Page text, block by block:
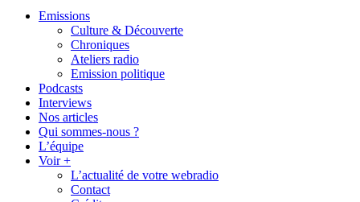
Emissions
Culture & Découverte
Chroniques
Ateliers radio
Emission politique
Podcasts
Interviews
Nos articles
Qui sommes-nous ?
L’équipe
Voir +
L’actualité de votre webradio
Contact